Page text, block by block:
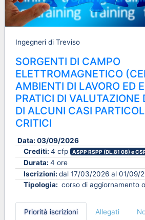
Ingegneri di Treviso
SORGENTI DI CAMPO
ELETTROMAGNETICO
AMBIENTI DI LAVORO ED
PRATICI DI VALUTAZIONE
DI ALCUNI CASI
CRITICI
Data: 03/09/2026
Crediti: 4 cfp ASPP RSPP (DL.81 08) e
Durata: 4 ore
Iscrizioni: dal 17/03/2026 al 01/09/
Tipologia: corso di aggiornamento
Priorità iscrizioni Allegati